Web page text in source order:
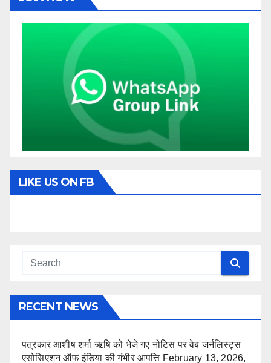
LIKE US ON FB
RECENT NEWS
पत्रकार आशीष शर्मा ऋषि को भेजे गए नोटिस पर वेब जर्नलिस्ट्स
एसोसिएशन ऑफ इंडिया की गंभीर आपत्ति February 13, 2026,